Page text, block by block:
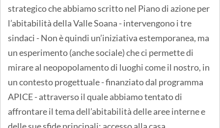
strategico che abbiamo scritto nel Piano di azione per
l’abitabilità della Valle Soana - intervengono i tre
sindaci - Non è quindi un’iniziativa estemporanea, ma
un esperimento (anche sociale) che ci permette di
mirare al neopopolamento di luoghi come il nostro, in
un contesto progettuale - finanziato dal programma
APICE - attraverso il quale abbiamo tentato di
affrontare il tema dell’abitabilità delle aree interne e